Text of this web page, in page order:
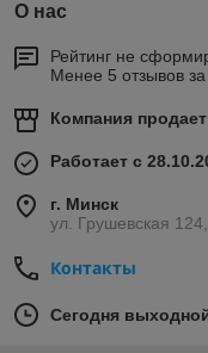
О нас
Рейтинг не
Менее 5 отзывов
Компания
Работает с
г. Минск
ул. Грушевская
Контакты
Сегодня